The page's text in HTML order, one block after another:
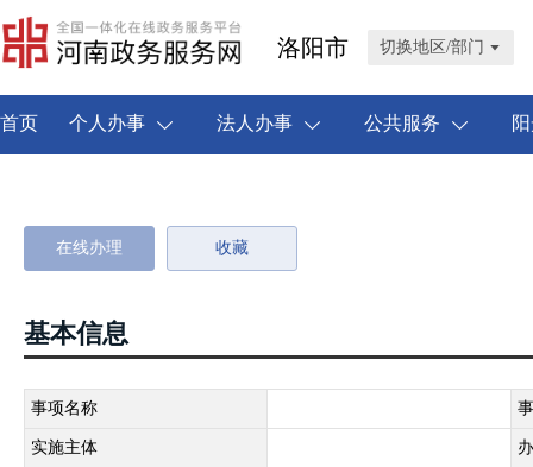
洛阳市 切换地区/部门
首页 个人办事 法人办事 公共服务
在线办理 收藏
基本信息
事项名称
实施主体